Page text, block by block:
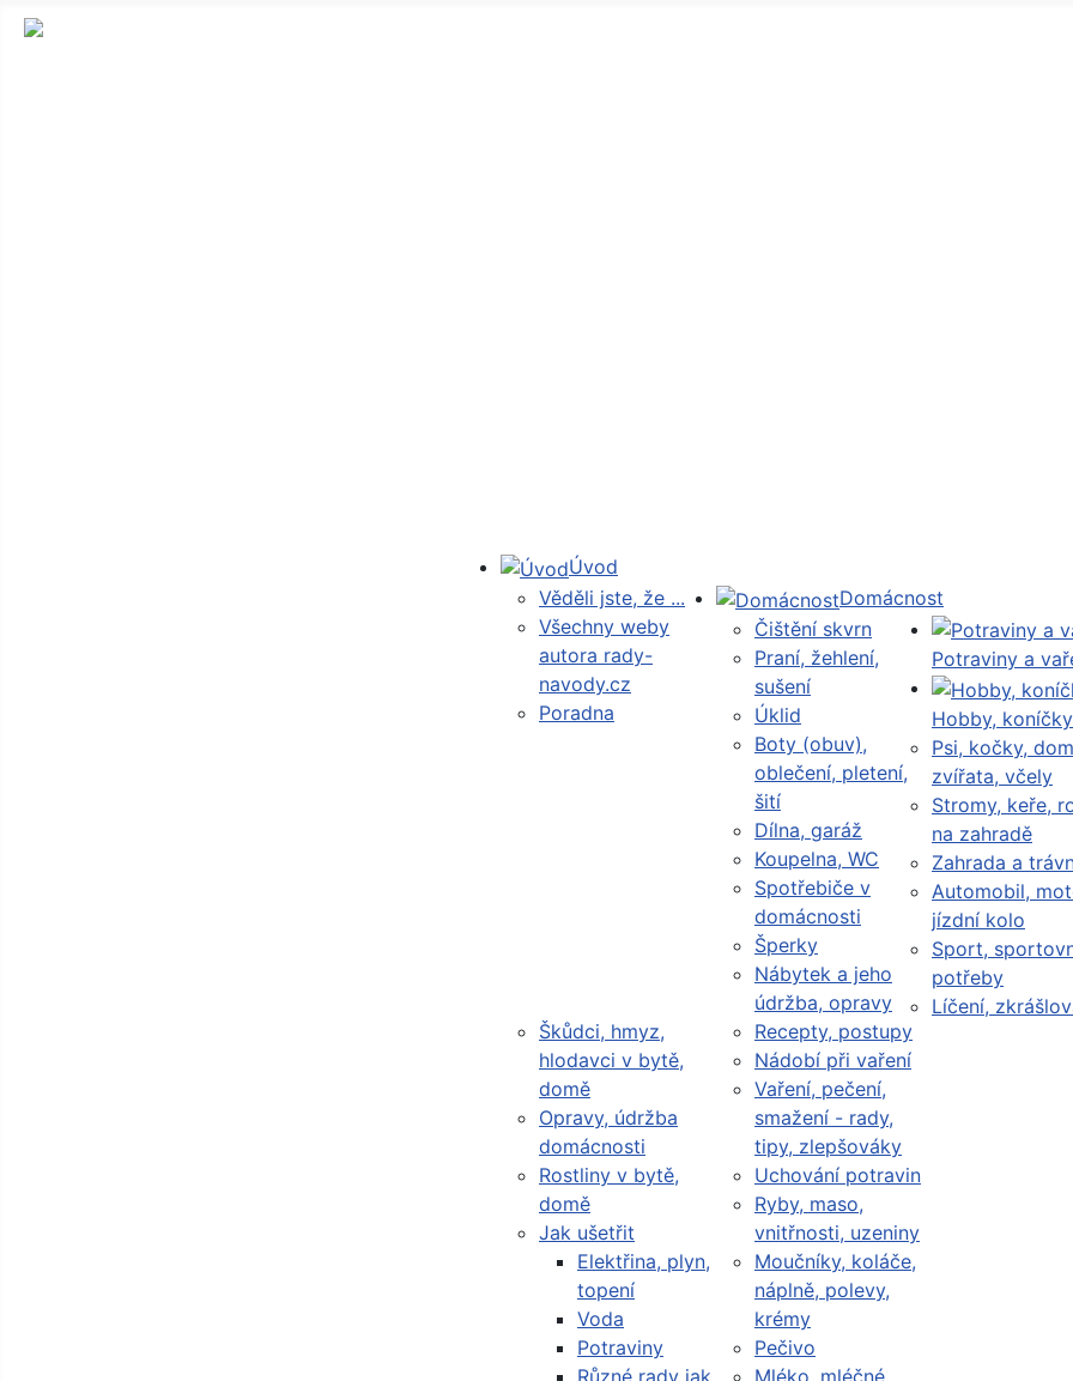
Úvod
Věděli jste, že ...
Všechny weby
autora rady-
navody.cz
Poradna
Domácnost
Čištění skvrn
Praní, žehlení,
sušení
Úklid
Boty (obuv),
oblečení, pletení,
šití
Dílna, garáž
Koupelna, WC
Spotřebiče v
domácnosti
Šperky
Nábytek a jeho
údržba, opravy
Škůdci, hmyz,
hlodavci v bytě,
domě
Opravy, údržba
domácnosti
Rostliny v bytě,
domě
Jak ušetřit
Elektřina, plyn,
topení
Voda
Potraviny
Různé rady jak
Potraviny a
Recepty, postupy
Nádobí při vaření
Vaření, pečení,
smažení - rady,
tipy, zlepšováky
Uchování potravin
Ryby, maso,
vnitřnosti, uzeniny
Moučníky, koláče,
náplně, polevy,
krémy
Pečivo
Mléko, mléčné
Hobby, koníčky
Psi, kočky,
zvířata, včely
Stromy, keře,
na zahradě
Zahrada a
Automobil,
jízdní kolo
Sport,
potřeby
Líčení,